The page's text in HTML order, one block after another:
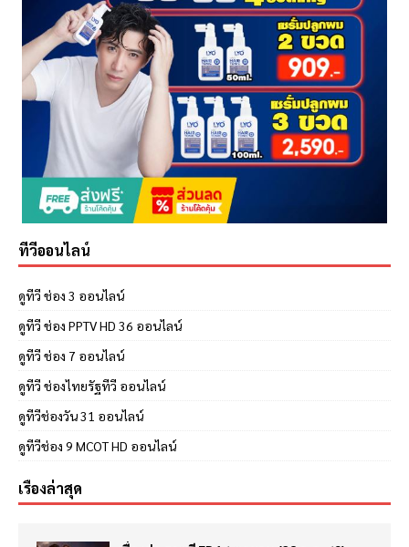
ทีวีออนไลน์
ดูทีวี ช่อง 3 ออนไลน์
ดูทีวี ช่อง PPTV HD 36 ออนไลน์
ดูทีวี ช่อง 7 ออนไลน์
ดูทีวี ช่องไทยรัฐทีวี ออนไลน์
ดูทีวีช่องวัน 31 ออนไลน์
ดูทีวีช่อง 9 MCOT HD ออนไลน์
เรื่องล่าสุด